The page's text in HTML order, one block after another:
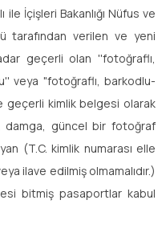
ile İçişleri Bakanlığı Nüfus ve
tarafından verilen ve yeni
geçerli olan ''fotoğraflı,
veya "fotoğraflı, barkodlu-
geçerli kimlik belgesi olarak
damga, güncel bir fotoğraf
(T.C. kimlik numarası elle
ilave edilmiş olmamalıdır.)
bitmiş pasaportlar kabul